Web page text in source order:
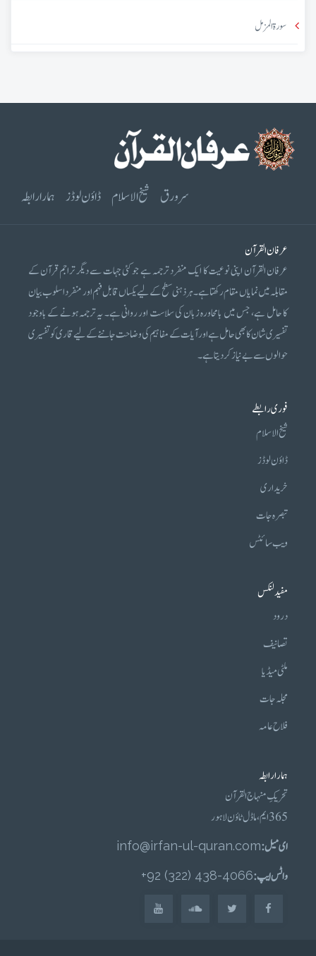
سورۃ المزمل
سرورق شیخ الاسلام ڈاؤن لوڈز ہمارا رابطہ
عرفان القرآن
عرفان القرآن اپنی نوعیت کا ایک منفرد ترجمہ ہے جو کئی جہات سے دیگر تراجم قرآن کے
مقابلہ میں نمایاں مقام رکھتا ہے۔ ہر ذہنی سطح کے لیے یکساں قابل فہم اور منفرد اسلوب بیان
کا حامل ہے، جس میں بامحاورہ زبان کی سلاست اور روانی ہے۔ یہ ترجمہ ہونے کے باوجود
تفسیری شان کا بھی حامل ہے اور آیات کے مفاہیم کی وضاحت جاننے کے لیے قاری کو تفسیری
حوالوں سے بے نیاز کر دیتا ہے۔
فوری رابطے
شیخ الاسلام
ڈاؤن لوڈز
خریداری
تبصرہ جات
ویب سائٹس
مفید لنکس
درود
تصانیف
ملٹی میڈیا
مجلہ جات
فلاح عامہ
ہمارا رابطہ
تحریکِ منہاج القرآن
365 ایم، ماڈل ٹاؤن لاہور
ای میل :info@irfan-ul-quran.com
واٹس ایپ :4066-438 (322) 92+